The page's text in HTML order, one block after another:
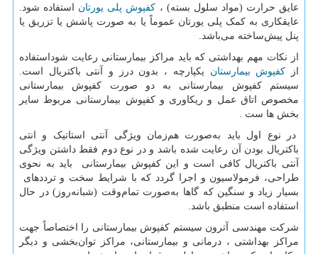
عایق حرارت (مواد سلول بسته) ، کفپوش پلی یورتان استفاده شود.
عایقکاری به کمک پلی یورتان عموماً یا به صورت پاشش یا تزریق یا
پنل پیش‌ساخته می‌باشد.
از نکات مهم بهداشتی که باید مراکز بیمارستانی رعایت شوداستفاده
از کفپوش بیمارستان یکپارچه ، بدون درز و آنتی باکتریال است.
سیستم کفپوش بیمارستانی به دو صورت کفپوش بیمارستانی
مخصوص اتاق عمل و ریکاوری و کفپوش بیمارستانی مربوط سایر
بخش ها ست .
در نوع اول باید به‌صورت هم‌زمان ویژگی آنتی استاتیک و انتی
باکتریال بودن آن رعایت شده باشد و در نوع دوم فقط داشتن ویژگی
آنتی باکتریال کافی است و این کفپوش بیمارستانی باید به نحوی
طراحی، فرمولاسیون و اجرا گردد که با شرایط سخت و ترددهای
بسیار زیاد و سنگین که گاها به‌صورت تمام‌وقت (شبانه‌روز) در حال
استفاده است منطبق باشد.
شرکت مهندسی آترون سیستم کفپوش بیمارستانی را اختصاصاً جهت
مراکز بهداشتی ، درمانی و بیمارستانی، مراکز توان‌بخشی و دیگر